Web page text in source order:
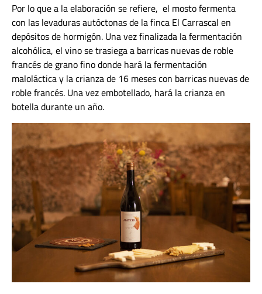
Por lo que a la elaboración se refiere, el mosto fermenta
con las levaduras autóctonas de la finca El Carrascal en
depósitos de hormigón. Una vez finalizada la fermentación
alcohólica, el vino se trasiega a barricas nuevas de roble
francés de grano fino donde hará la fermentación
maloláctica y la crianza de 16 meses con barricas nuevas de
roble francés. Una vez embotellado, hará la crianza en
botella durante un año.